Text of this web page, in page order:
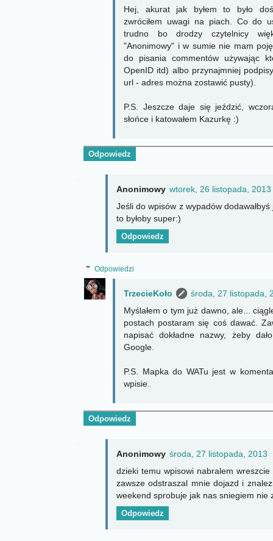
Hej, akurat jak byłem to było
zwróciłem uwagi na piach. Co do
trudno bo drodzy czytelnicy
"Anonimowy" i w sumie nie mam
do pisania commentów używając
OpenID itd) albo przynajmniej
url - adres można zostawić pusty).
P.S. Jeszcze daje się jeździć,
słońce i katowałem Kazurkę :)
Odpowiedz
Anonimowy wtorek, 26 listopada, 2013
Jeśli do wpisów z wypadów
to byłoby super:)
Odpowiedz
Odpowiedzi
TrzecieKoło
środa, 27 listopada,
Myślałem o tym już dawno, ale...
postach postaram się coś dawać.
napisać dokładne nazwy, żeby
Google.
P.S. Mapka do WATu jest w
wpisie.
Odpowiedz
Anonimowy środa, 27 listopada, 2013
dzieki temu wpisowi nabralem
zawsze odstraszal mnie dojazd i
weekend sprobuje jak nas sniegiem nie
Odpowiedz